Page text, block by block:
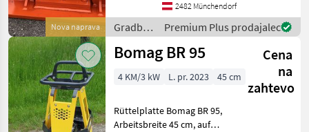
Nova naprava
2482 Münchendorf
Gradbeni
stroji /
EDT
Premium Plus prodajalec
Bomag BR 95
Cena
na
zahtevo
4 KM/3 kW L. pr. 2023 45 cm
Rüttelplatte Bomag BR 95,
Arbeitsbreite 45 cm, auf